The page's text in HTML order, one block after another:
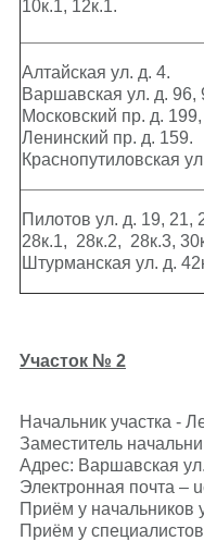
10к.1, 12к.1.
Алтайская ул. д. 4.
Варшавская ул. д. 96,
Московский пр. д.
Ленинский пр. д. 159.
Краснопутиловская
Пилотов ул. д. 19, 21,
28к.1, 28к.2, 28к.3,
Штурманская ул. д.
Участок № 2
Начальник участка -
Заместитель
Адрес: Варшавская
Электронная почта –
Приём у начальников
Приём у